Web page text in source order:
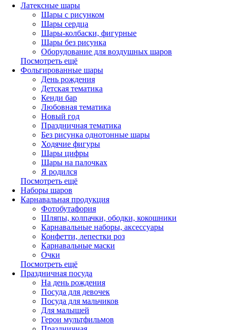
Латексные шары
Шары с рисунком
Шары сердца
Шары-колбаски, фигурные
Шары без рисунка
Оборудование для воздушных шаров
Посмотреть ещё
Фольгированные шары
День рождения
Детская тематика
Кенди бар
Любовная тематика
Новый год
Праздничная тематика
Без рисунка однотонные шары
Ходячие фигуры
Шары цифры
Шары на палочках
Я родился
Посмотреть ещё
Наборы шаров
Карнавальная продукция
Фотобутафория
Шляпы, колпачки, ободки, кокошники
Карнавальные наборы, аксессуары
Конфетти, лепестки роз
Карнавальные маски
Очки
Посмотреть ещё
Праздничная посуда
На день рождения
Посуда для девочек
Посуда для мальчиков
Для малышей
Герои мультфильмов